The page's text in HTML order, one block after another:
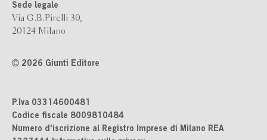
Sede legale
Via G.B.Pirelli 30,
20124 Milano
2026 Giunti Editore
P.Iva 03314600481
Codice fiscale 8009810484
Numero d'iscrizione al Registro Imprese di Milano REA